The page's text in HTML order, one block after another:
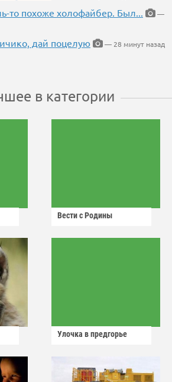
то похоже холофайбер. Был...
—
дай поцелую — 28 минут назад
в категории
Вести с Родины
Улочка в предгорье